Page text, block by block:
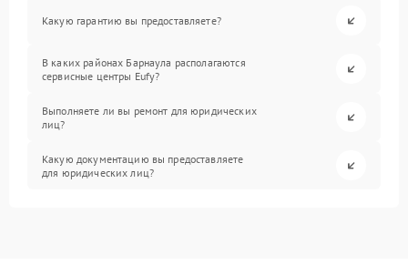
Какую гарантию вы предоставляете?
В каких районах Барнаула располагаются
сервисные центры Eufy?
Выполняете ли вы ремонт для юридических
лиц?
Какую документацию вы предоставляете
для юридических лиц?